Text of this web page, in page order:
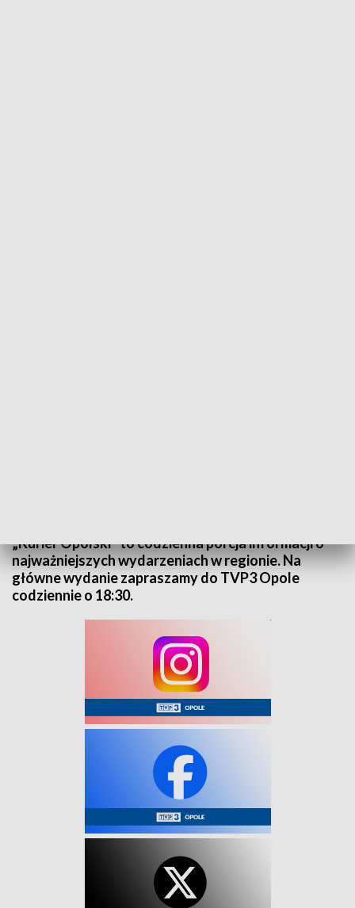
„Kurier Opolski” to codzienna porcja informacji o
najważniejszych wydarzeniach w regionie. Na
główne wydanie zapraszamy do TVP3 Opole
codziennie o 18:30.